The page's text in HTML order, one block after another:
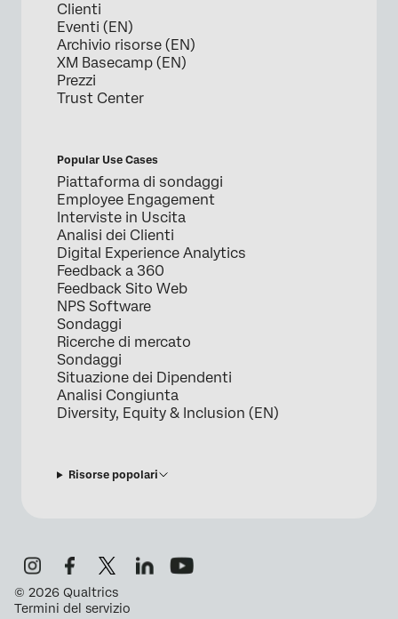
Clienti
Eventi (EN)
Archivio risorse (EN)
XM Basecamp (EN)
Prezzi
Trust Center
Popular Use Cases
Piattaforma di sondaggi
Employee Engagement
Interviste in Uscita
Analisi dei Clienti
Digital Experience Analytics
Feedback a 360
Feedback Sito Web
NPS Software
Sondaggi
Ricerche di mercato
Sondaggi
Situazione dei Dipendenti
Analisi Congiunta
Diversity, Equity & Inclusion (EN)
Risorse popolari
© 2026 Qualtrics
Termini del servizio